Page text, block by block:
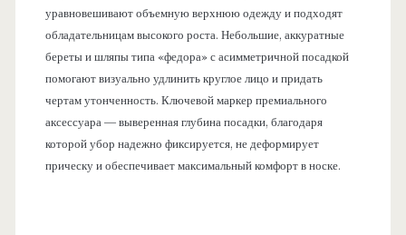
уравновешивают объемную верхнюю одежду и подходят
обладательницам высокого роста. Небольшие, аккуратные
береты и шляпы типа «федора» с асимметричной посадкой
помогают визуально удлинить круглое лицо и придать
чертам утонченность. Ключевой маркер премиального
аксессуара — выверенная глубина посадки, благодаря
которой убор надежно фиксируется, не деформирует
прическу и обеспечивает максимальный комфорт в носке.